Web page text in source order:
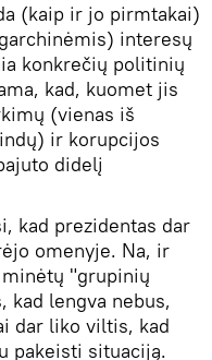
(kaip ir jo pirmtakai)
interesų
konkrečių politinių
kad, kuomet jis
(vienas iš
ir korupcijos
didelį
kad prezidentas dar
omenyje. Na, ir
"grupinių
kad lengva nebus,
dar liko viltis, kad
pakeisti situaciją.